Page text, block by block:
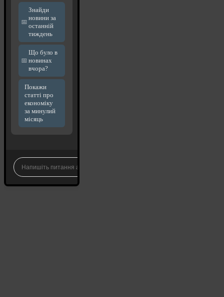
Знайди
новини за
останній
тиждень
Що було в
новинах
вчора?
Покажи
статті про
економіку
за минулий
місяць